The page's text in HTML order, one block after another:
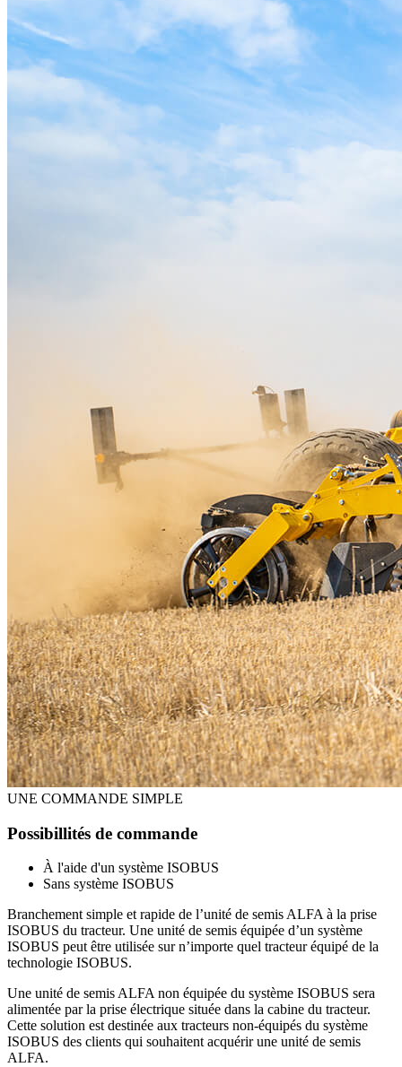
UNE COMMANDE SIMPLE
Possibillités de commande
À l'aide d'un système ISOBUS
Sans système ISOBUS
Branchement simple et rapide de l’unité de semis ALFA à la prise
ISOBUS du tracteur. Une unité de semis équipée d’un système
ISOBUS peut être utilisée sur n’importe quel tracteur équipé de la
technologie ISOBUS.
Une unité de semis ALFA non équipée du système ISOBUS sera
alimentée par la prise électrique située dans la cabine du tracteur.
Cette solution est destinée aux tracteurs non-équipés du système
ISOBUS des clients qui souhaitent acquérir une unité de semis
ALFA.